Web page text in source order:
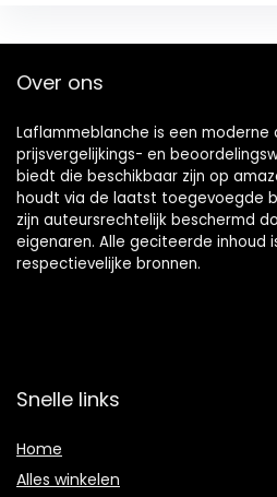
Over ons
Laflammeblanche is een moderne
prijsvergelijkings- en
biedt die beschikbaar zijn op
houdt via de laatst toegevoegde
zijn auteursrechtelijk beschermd
eigenaren. Alle geciteerde inhoud
respectievelijke bronnen.
Snelle links
Home
Alles winkelen